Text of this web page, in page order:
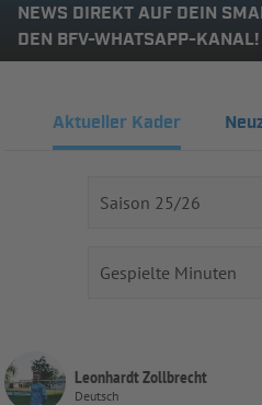
NEWS DIREKT AUF DEIN
DEN BFV-WHATSAPP-KANAL!
Aktueller Kader
Leonhardt Zollbrecht
Deutsch